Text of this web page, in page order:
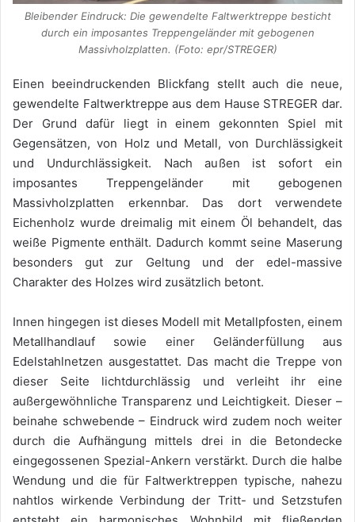
Bleibender Eindruck: Die gewendelte Faltwerktreppe besticht
durch ein imposantes Treppengeländer mit gebogenen
Massivholzplatten. (Foto: epr/STREGER)
Einen beeindruckenden Blickfang stellt auch die neue,
gewendelte Faltwerktreppe aus dem Hause STREGER dar.
Der Grund dafür liegt in einem gekonnten Spiel mit
Gegensätzen, von Holz und Metall, von Durchlässigkeit
und Undurchlässigkeit. Nach außen ist sofort ein
imposantes Treppengeländer mit gebogenen
Massivholzplatten erkennbar. Das dort verwendete
Eichenholz wurde dreimalig mit einem Öl behandelt, das
weiße Pigmente enthält. Dadurch kommt seine Maserung
besonders gut zur Geltung und der edel-massive
Charakter des Holzes wird zusätzlich betont.
Innen hingegen ist dieses Modell mit Metallpfosten, einem
Metallhandlauf sowie einer Geländerfüllung aus
Edelstahlnetzen ausgestattet. Das macht die Treppe von
dieser Seite lichtdurchlässig und verleiht ihr eine
außergewöhnliche Transparenz und Leichtigkeit. Dieser –
beinahe schwebende – Eindruck wird zudem noch weiter
durch die Aufhängung mittels drei in die Betondecke
eingegossenen Spezial-Ankern verstärkt. Durch die halbe
Wendung und die für Faltwerktreppen typische, nahezu
nahtlos wirkende Verbindung der Tritt- und Setzstufen